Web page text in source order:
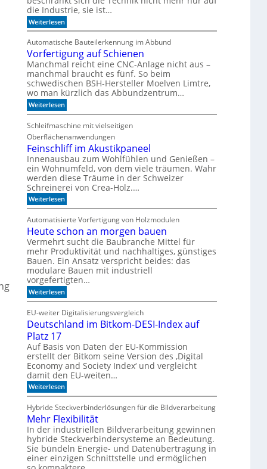
o
r
e
n
h
e
r
r
e
g
a
l
e
r
S
e
r
i
e
die Industrie, sie ist…
Weiterlesen:
W
a
n
n
l
o
h
n
t
s
i
h
C
N
C
-
T
e
c
h
n
k
?
Automatische Bauteilerkennung im Abbund
Vorfertigung auf Schienen
Manchmal reicht eine CNC-Anlage nicht aus –
manchmal braucht es fünf. So beim
schwedischen BSH-Hersteller Moelven Limtre,
wo man kürzlich das Abbundzentrum…
Weiterlesen:
V
o
r
f
e
r
t
i
g
u
n
g
u
f
S
c
h
i
e
n
e
n
Schleifmaschine mit vielseitigen
Oberflächenanwendungen
Feinschliff im Akustikpaneel
Innenausbau zum Wohlfühlen und Genießen –
ein Wohnumfeld, von dem viele träumen. Wahr
werden diese Träume in der Schweizer
Schreinerei von Crea-Holz.…
Weiterlesen:
F
i
n
s
c
h
l
i
f
f
i
A
k
t
i
k
p
a
n
e
e
l
Automatisierte Vorfertigung von Holzmodulen
Heute schon an morgen bauen
Vermehrt sucht die Baubranche Mittel für
mehr Produktivität und nachhaltiges, günstiges
Bauen. Ein Ansatz verspricht beides: das
modulare Bauen mit industriell
vorgefertigten…
Weiterlesen:
H
u
c
h
o
n
a
n
m
o
r
g
e
n
b
a
u
EU-weiter Digitalisierungsvergleich
Deutschland im Bitkom-DESI-Index auf
Platz 17
Auf Basis von Daten der EU-Kommission
erstellt der Bitkom seine Version des ‚Digital
Economy and Society Index‘ und vergleicht
damit den EU-weiten…
Weiterlesen:
D
u
t
s
c
h
l
a
Hybride Steckverbinderlösungen für die Bildverarbeitung
Mehr Flexibilität
In der industriellen Bildverarbeitung gewinnen
hybride Steckverbindersysteme an Bedeutung.
Sie bündeln Energie- und Datenübertragung in
einer einzigen Schnittstelle und ermöglichen